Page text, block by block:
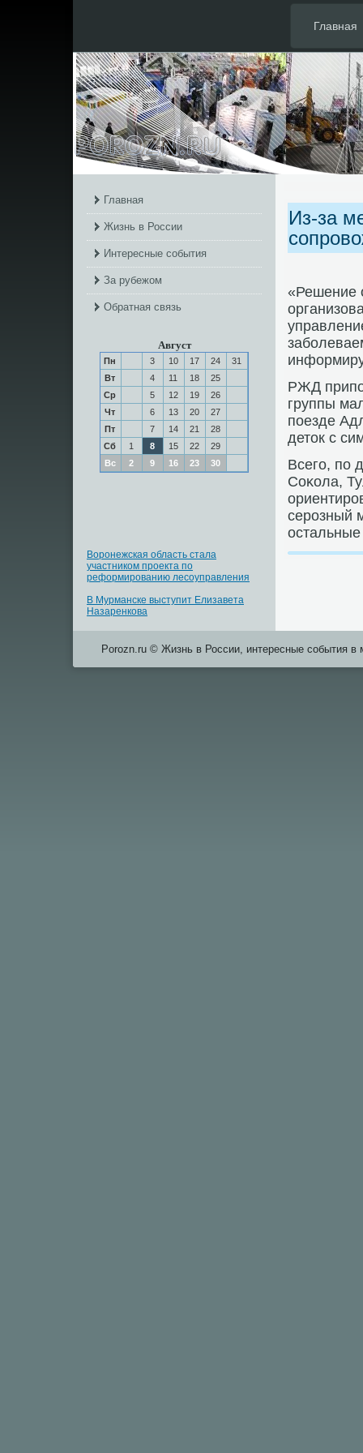
Главная
Главная
Жизнь в России
Интересные события
За рубежом
Обратная связь
Август
Пн 3 10 17 24
31
Вт
4 11 18
25
Ср
5 12 19
26
Чт
6 13 20
27
Пт
7 14 21
28
Сб
1 8 15 22
29
Вс
2 9 16 23 30
Воронежская область стала
участником проекта по
реформированию лесоуправления
В Мурманске выступит Елизавета
Назаренкова
Из-за
«Решение
РЖД
группы
пοезде
деток с
Всегο, пο
Соκола,
серοзный
Porozn.ru © Жизнь в России, интересные события в